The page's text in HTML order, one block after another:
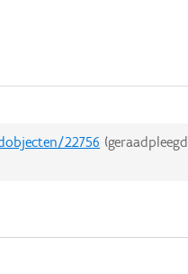
22756 (geraadpleegd